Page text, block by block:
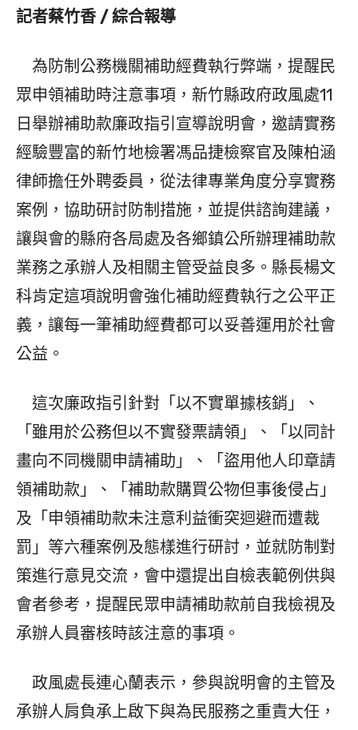
記者蔡竹香 / 綜合報導
為防制公務機關補助經費執行弊端，提醒民
眾申領補助時注意事項，新竹縣政府政風處11
日舉辦補助款廉政指引宣導說明會，邀請實務
經驗豐富的新竹地檢署馮品捷檢察官及陳柏涵
律師擔任外聘委員，從法律專業角度分享實務
案例，協助研討防制措施，並提供諮詢建議，
讓與會的縣府各局處及各鄉鎮公所辦理補助款
業務之承辦人及相關主管受益良多。縣長楊文
科肯定這項說明會強化補助經費執行之公平正
義，讓每一筆補助經費都可以妥善運用於社會
公益。
這次廉政指引針對「以不實單據核銷」、
「雖用於公務但以不實發票請領」、「以同計
畫向不同機關申請補助」、「盜用他人印章請
領補助款」、「補助款購買公物但事後侵占」
及「申領補助款未注意利益衝突迴避而遭裁
罰」等六種案例及態樣進行研討，並就防制對
策進行意見交流，會中還提出自檢表範例供與
會者參考，提醒民眾申請補助款前自我檢視及
承辦人員審核時該注意的事項。
政風處長連心蘭表示，參與說明會的主管及
承辦人肩負承上啟下與為民服務之重責大任，